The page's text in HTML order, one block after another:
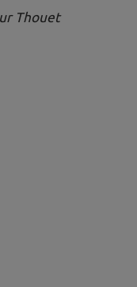
Thouet